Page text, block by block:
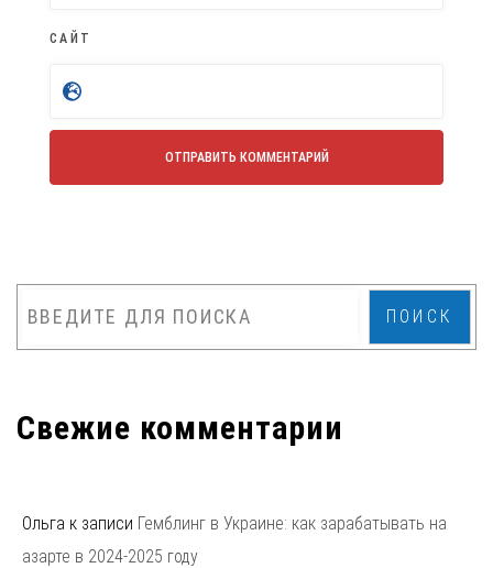
САЙТ
ПОИСК
Свежие комментарии
Ольга к записи Гемблинг в Украине: как зарабатывать на
азарте в 2024-2025 году